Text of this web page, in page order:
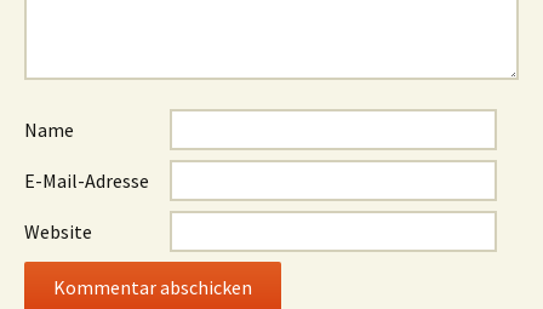
Name
E-Mail-Adresse
Website